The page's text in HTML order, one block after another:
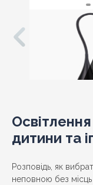
дитини та
Розповідь, як
неповною без